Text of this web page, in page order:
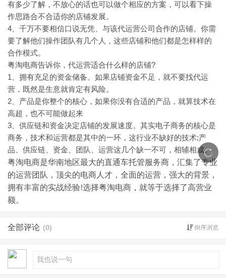
有多少了解，不放心的话也可以做个相应的方案，可以看下操
作思路合不合适你的店铺发展。
4、千万不要相信口说无凭、与该代运营公司合作的店铺。你需
要了解他们操作团队有几个人，这些店铺和他们都是怎样样的
合作模式。
粤淘电商告诉你，代运营适合什么样的店铺?
1、拥有充足的资金储备。如果店铺资金不足，就不要找代运
营，既然是生意就肯定有风险。
2、产品是你整个的核心，如果你没有合适的产品，就算技术在
高超，也不可能做起来
3、供应链和资金决定店铺的发展速度。其实电子商务的核心是
商务，技术和运营都是其中的一环，这行业不缺好的技术;产
品、供应链、资金、团队、运营这几个缺一不可，相辅相成。
粤淘电商是华南地区最大的直通车托管服务商，汇集了专业
的运营团队，顶尖的电商人才，全面的运营，强大的背景，
拥有丰富的实战经验!选择粤淘电商，就等于选择了高营业
额。
全部评论 (0) 倒序浏览